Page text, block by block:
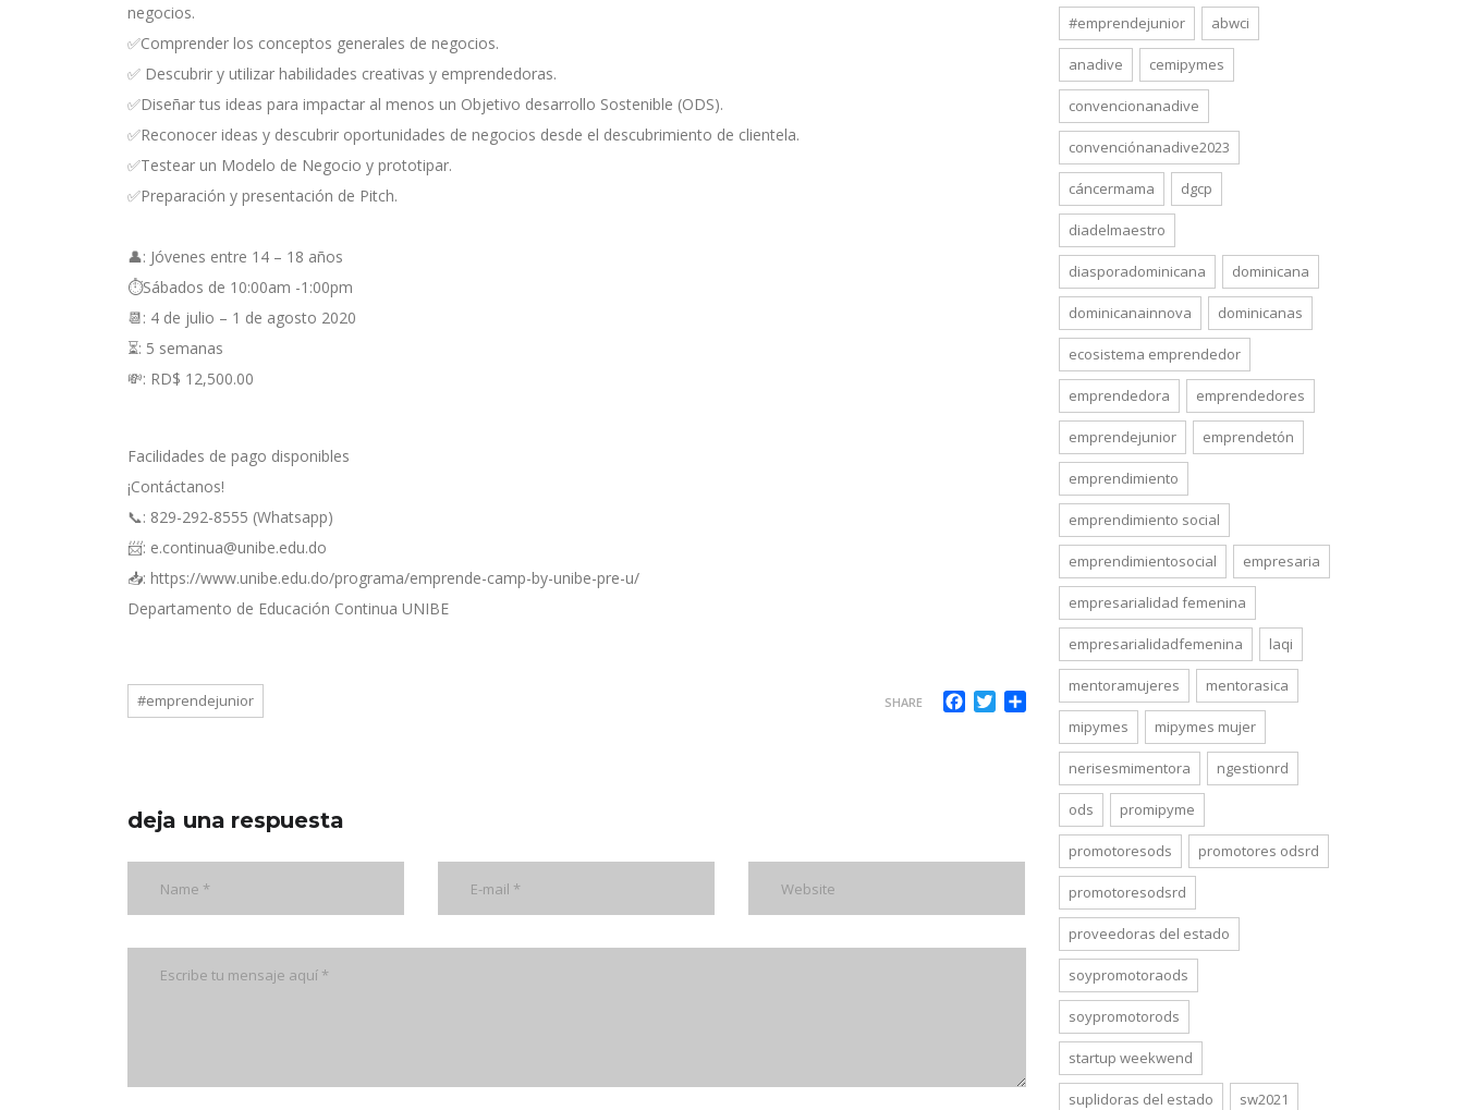
negocios. ⁣⁣
✅Comprender los conceptos generales de negocios. ⁣⁣
✅ Descubrir y utilizar habilidades creativas y emprendedoras. ⁣⁣
✅Diseñar tus ideas para impactar al menos un Objetivo desarrollo Sostenible (ODS). ⁣⁣
✅Reconocer ideas y descubrir oportunidades de negocios desde el descubrimiento de clientela. ⁣⁣
✅Testear un Modelo de Negocio y prototipar. ⁣⁣
✅Preparación y presentación de Pitch.⁣⁣
👤: Jóvenes entre 14 – 18 años⁣⁣
⏱Sábados de 10:00am -1:00pm⁣
📆: 4 de julio – 1 de agosto 2020⁣⁣⁣
⏳: 5 semanas⁣⁣⁣
💸: RD$ 12,500.00⁣⁣⁣
Facilidades de pago disponibles⁣⁣
¡Contáctanos!⁣⁣
📞: 829-292-8555 (Whatsapp)⁣⁣⁣
📨: e.continua@unibe.edu.do⁣⁣⁣
📥: https://www.unibe.edu.do/programa/emprende-camp-by-unibe-pre-u/
Departamento de Educación Continua UNIBE⁣⁣
#emprendejunior SHARE Facebook
TwitterCompartir
deja una respuesta
#emprendejunior abwci
anadive cemipymes
convencionanadive
convenciónanadive2023
cáncermama dgcp
diadelmaestro
diasporadominicana dominicana
dominicanainnova dominicanas
ecosistema emprendedor
emprendedora emprendedores
emprendejunior emprendetón
emprendimiento
emprendimiento social
emprendimientosocial empresaria
empresarialidad femenina
empresarialidadfemenina laqi
mentoramujeres mentorasica
mipymes mipymes mujer
nerisesmimentora ngestionrd
ods promipyme
promotoresods promotores odsrd
promotoresodsrd
proveedoras del estado
soypromotoraods
soypromotorods
startup weekwend
suplidoras del estado sw2021